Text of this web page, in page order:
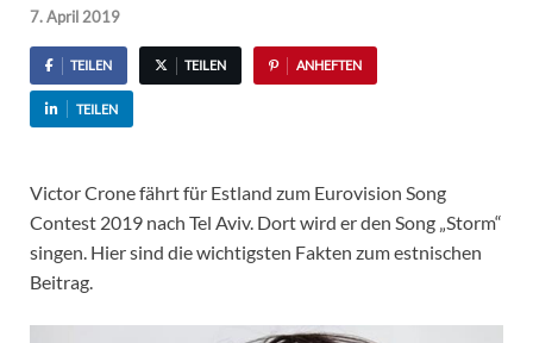
7. April 2019
TEILEN TEILEN ANHEFTEN
TEILEN
Victor Crone fährt für Estland zum Eurovision Song
Contest 2019 nach Tel Aviv. Dort wird er den Song „Storm“
singen. Hier sind die wichtigsten Fakten zum estnischen
Beitrag.